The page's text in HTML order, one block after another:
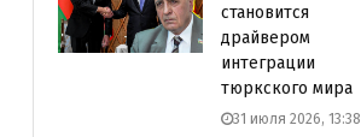
становится
драйвером
интеграции
тюркского мира
31 июля 2026, 13:38